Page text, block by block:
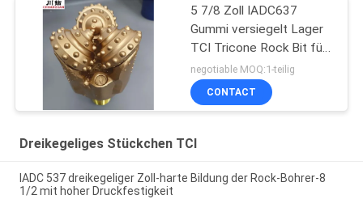
5 7/8 Zoll IADC637
Gummi versiegelt Lager
TCI Tricone Rock Bit für
harte Formation
Brunnenbohrung
negotiable MOQ:1-teilig
CONTACT
Dreikegeliges Stückchen TCI
IADC 537 dreikegeliger Zoll-harte Bildung der Rock-Bohrer-8
1/2 mit hoher Druckfestigkeit